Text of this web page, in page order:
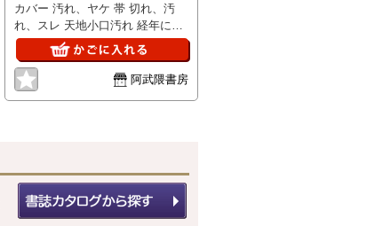
カバー 汚れ、ヤケ 帯 切れ、汚
れ、スレ 天地小口汚れ 経年に対
して並みです。
阿武隈書房